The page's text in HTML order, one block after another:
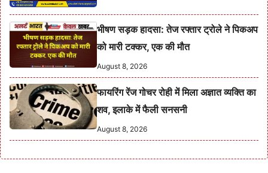
भीषण सड़क हादसा: तेज रफ्तार ट्रोले ने पिकअप
को मारी टक्कर, एक की मौत
August 8, 2026
फायरिंग रेंज गोचर रोही में मिला अज्ञात व्यक्ति का
शव, इलाके में फैली सनसनी
August 8, 2026